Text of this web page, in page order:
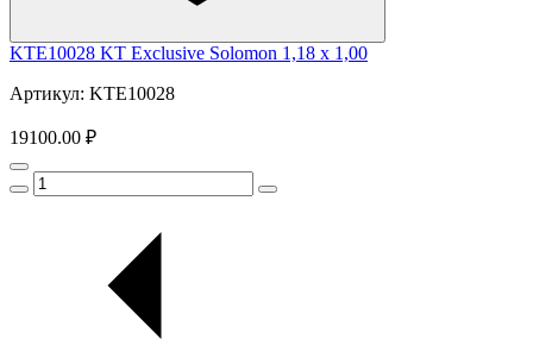
KTE10028 KT Exclusive Solomon 1,18 x 1,00
Артикул: KTE10028
19100.00 ₽